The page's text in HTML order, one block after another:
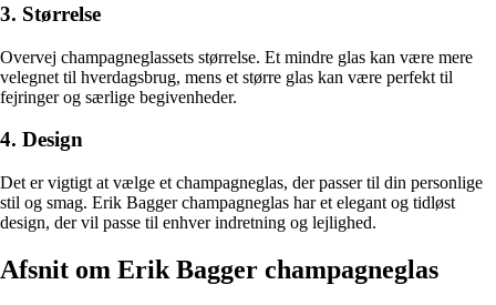
3. Størrelse
Overvej champagneglassets størrelse. Et mindre glas kan være mere
velegnet til hverdagsbrug, mens et større glas kan være perfekt til
fejringer og særlige begivenheder.
4. Design
Det er vigtigt at vælge et champagneglas, der passer til din personlige
stil og smag. Erik Bagger champagneglas har et elegant og tidløst
design, der vil passe til enhver indretning og lejlighed.
Afsnit om Erik Bagger champagneglas